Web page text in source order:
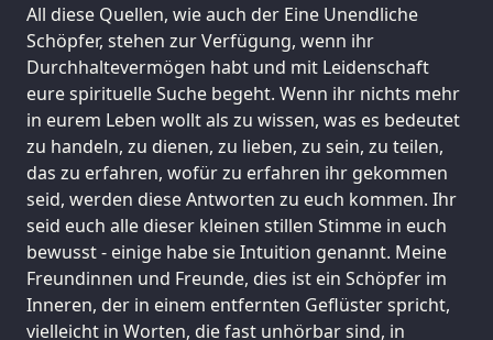
All diese Quellen, wie auch der Eine Unendliche
Schöpfer, stehen zur Verfügung, wenn ihr
Durchhaltevermögen habt und mit Leidenschaft
eure spirituelle Suche begeht. Wenn ihr nichts mehr
in eurem Leben wollt als zu wissen, was es bedeutet
zu handeln, zu dienen, zu lieben, zu sein, zu teilen,
das zu erfahren, wofür zu erfahren ihr gekommen
seid, werden diese Antworten zu euch kommen. Ihr
seid euch alle dieser kleinen stillen Stimme in euch
bewusst - einige habe sie Intuition genannt. Meine
Freundinnen und Freunde, dies ist ein Schöpfer im
Inneren, der in einem entfernten Geflüster spricht,
vielleicht in Worten, die fast unhörbar sind, in